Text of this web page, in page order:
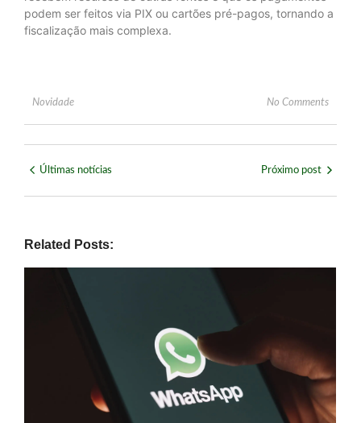
podem ser feitos via PIX ou cartões pré-pagos, tornando a
fiscalização mais complexa.
Novidade No Comments
Últimas notícias Próximo post
Related Posts: